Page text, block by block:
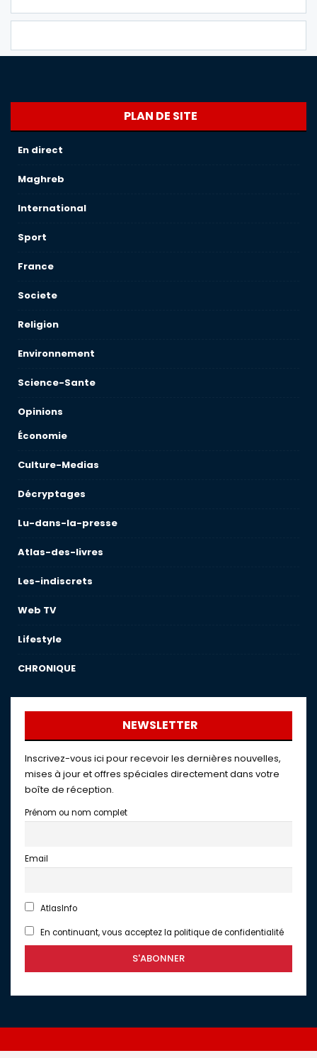
PLAN DE SITE
En direct
Maghreb
International
Sport
France
Societe
Religion
Environnement
Science-Sante
Opinions
Économie
Culture-Medias
Décryptages
Lu-dans-la-presse
Atlas-des-livres
Les-indiscrets
Web TV
Lifestyle
CHRONIQUE
NEWSLETTER
Inscrivez-vous ici pour recevoir les dernières nouvelles,
mises à jour et offres spéciales directement dans votre
boîte de réception.
Prénom ou nom complet
Email
AtlasInfo
En continuant, vous acceptez la politique de confidentialité